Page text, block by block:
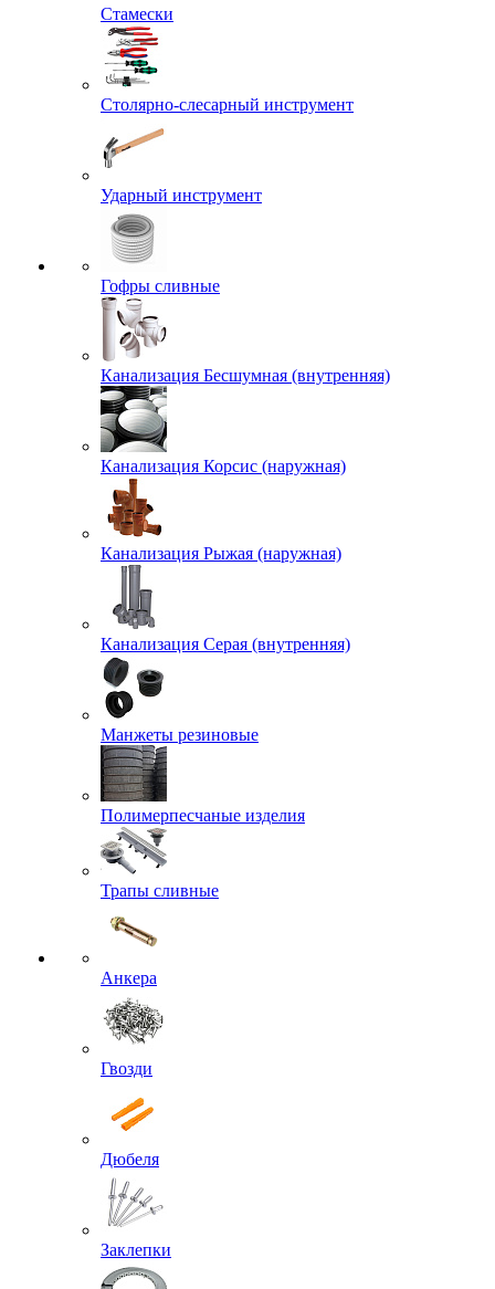
Стамески
Столярно-слесарный инструмент
Ударный инструмент
Гофры сливные
Канализация Бесшумная (внутренняя)
Канализация Корсис (наружная)
Канализация Рыжая (наружная)
Канализация Серая (внутренняя)
Манжеты резиновые
Полимерпесчаные изделия
Трапы сливные
Анкера
Гвозди
Дюбеля
Заклепки